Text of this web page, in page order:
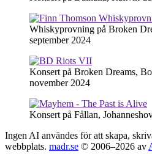
Whiskyprovning på Broken
september 2024
Konsert på Broken Dreams,
november 2024
Konsert på Fållan,
Ingen AI användes för att skapa,
webbplats. madr.se © 2006–2026 av